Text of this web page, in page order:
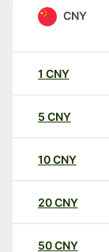
CNY
1 CNY
5 CNY
10CNY
20CNY
50CNY